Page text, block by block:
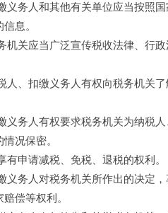
人和其他有关单位应当按照国
息。
应当广泛宣传税收法律、行政
扣缴义务人有权向税务机关了
人有权要求税务机关为纳税人
况保密。
申请减税、免税、退税的权利。
人对税务机关所作出的决定，
偿等权利。